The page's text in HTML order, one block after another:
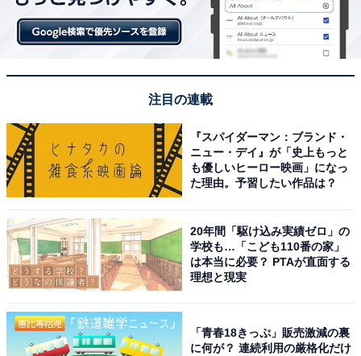
次ページ 正解を見る
注目の連載
『スパイダーマン：ブランド・
ニュー・デイ』が「史上もっと
も優しいヒーロー映画」になっ
た理由。予習したい作品は？
20年間「駆け込み実績ゼロ」の
学校も…「こども110番の家」
は本当に必要？ PTAが直面する
理想と現実
「青春18きっぷ」販売激減の裏
に何が？ 連続利用の厳格化だけ